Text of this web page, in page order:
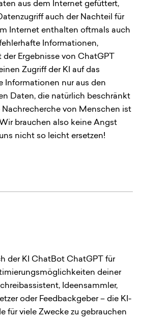
aus dem Internet gefüttert,
auch der Nachteil für
Internet enthalten oftmals auch
Informationen,
Ergebnisse von ChatGPT
Zugriff der KI auf das
Informationen nur aus den
Daten, die natürlich beschränkt
Nachrecherche von Menschen ist
brauchen also keine Angst
nicht so leicht ersetzen!
der KI ChatBot ChatGPT für
deiner
Ideensammler,
oder Feedbackgeber – die KI-
für viele Zwecke zu gebrauchen